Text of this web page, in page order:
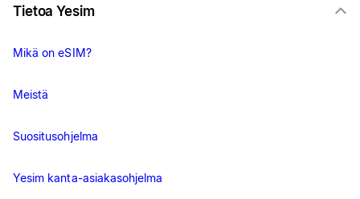
Tietoa Yesim
Mikä on eSIM?
Meistä
Suositusohjelma
Yesim kanta-asiakasohjelma